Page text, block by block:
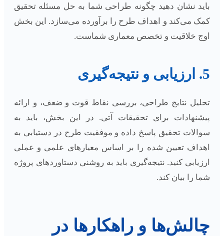
باید نشان دهید چگونه طراحی شما به حل مسئله تحقیق
کمک می‌کند و اهداف طرح را برآورده می‌سازد. این بخش
اوج خلاقیت و تخصص معماری شماست.
5. ارزیابی و نتیجه‌گیری
تحلیل نتایج طراحی، بررسی نقاط قوت و ضعف، و ارائه
پیشنهادات برای تحقیقات آتی. در این بخش، باید به
سوالات تحقیق پاسخ داده و موفقیت طرح در دستیابی به
اهداف تعیین شده را بر اساس معیارهای علمی و عملی
ارزیابی کنید. نتیجه‌گیری باید به روشنی دستاوردهای پروژه
شما را بیان کند.
چالش‌ها و راهکارها در